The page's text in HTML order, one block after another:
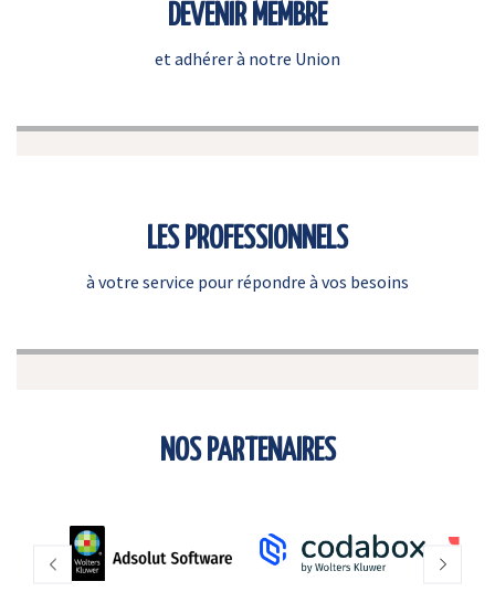
DEVENIR MEMBRE
et adhérer à notre Union
LES PROFESSIONNELS
à votre service pour répondre à vos besoins
NOS PARTENAIRES